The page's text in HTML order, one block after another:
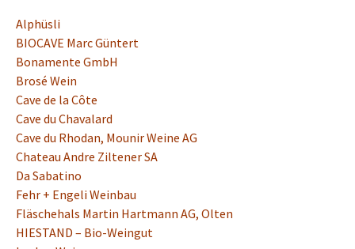
Alphüsli
BIOCAVE Marc Güntert
Bonamente GmbH
Brosé Wein
Cave de la Côte
Cave du Chavalard
Cave du Rhodan, Mounir Weine AG
Chateau Andre Ziltener SA
Da Sabatino
Fehr + Engeli Weinbau
Fläschehals Martin Hartmann AG, Olten
HIESTAND – Bio-Weingut